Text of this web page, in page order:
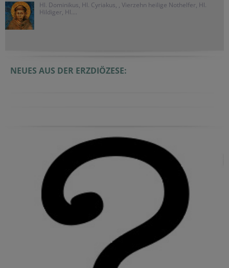
Hl. Dominikus, Hl. Cyriakus, , Vierzehn heilige Nothelfer, Hl.
Hildiger, Hl....
NEUES AUS DER ERZDIÖZESE: